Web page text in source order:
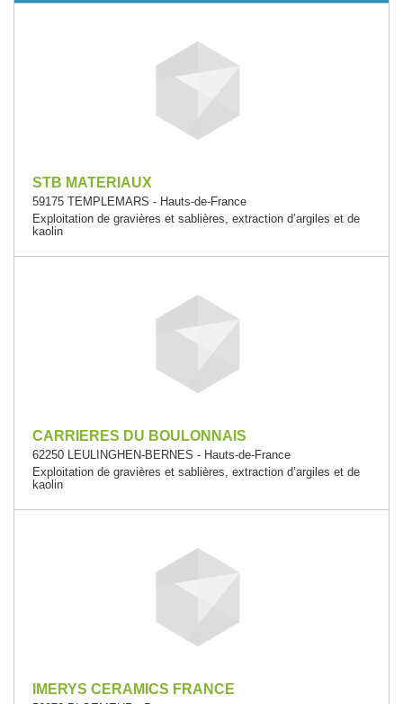
STB MATERIAUX
59175 TEMPLEMARS - Hauts-de-France
Exploitation de gravières et sablières, extraction d’argiles et de
kaolin
CARRIERES DU BOULONNAIS
62250 LEULINGHEN-BERNES - Hauts-de-France
Exploitation de gravières et sablières, extraction d’argiles et de
kaolin
IMERYS CERAMICS FRANCE